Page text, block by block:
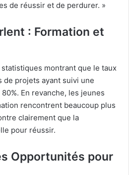
de réussir et de perdurer. »
: Formation et
statistiques montrant que le taux
projets ayant suivi une
En revanche, les jeunes
rencontrent beaucoup plus
clairement que la
pour réussir.
Opportunités pour